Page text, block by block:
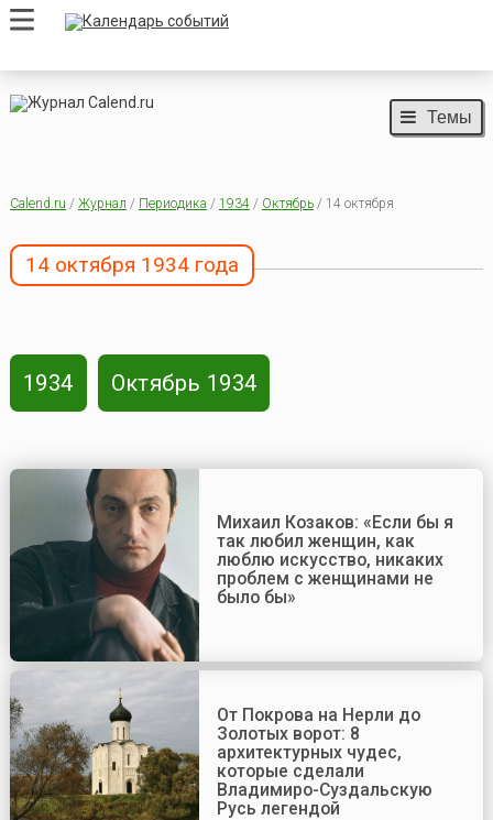
Темы
Calend.ru / Журнал / Периодика / 1934/ Октябрь/ 14 октября
14 октября 1934 года
1934 Октябрь 1934
Михаил Козаков: «Если бы я
так любил женщин, как
люблю искусство, никаких
проблем с женщинами не
было бы»
От Покрова на Нерли до
Золотых ворот: 8
архитектурных чудес,
которые сделали
Владимиро-Суздальскую
Русь легендой